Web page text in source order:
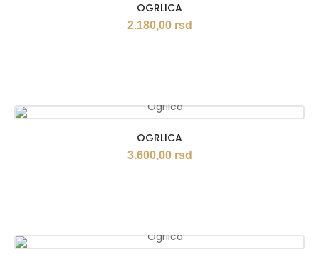
OGRLICA
2.180,00 rsd
OGRLICA
3.600,00 rsd